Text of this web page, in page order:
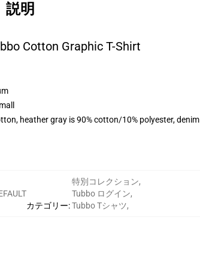
説明
Cotton Graphic T-Shirt
heather gray is 90% cotton/10% polyester,
カテゴリー:
特別コレクション,
Tubbo ログイン,
Tubbo Tシャツ,